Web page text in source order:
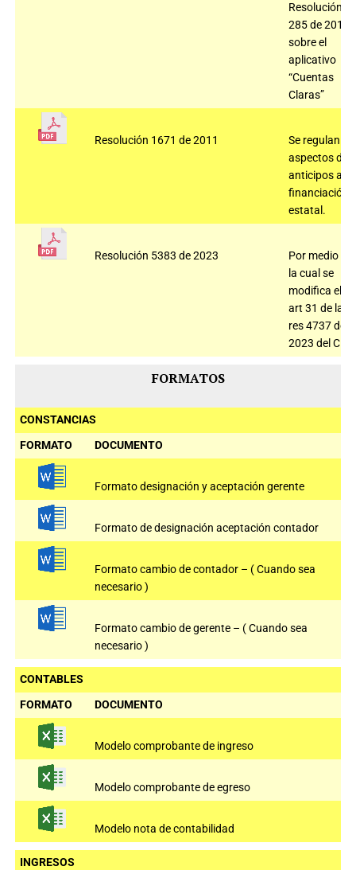
Resolución
285 de 2010
sobre el
aplicativo
“Cuentas
Claras”
Resolución 1671 de 2011
Se regulan
aspectos de
anticipos a la
financiación
estatal.
Resolución 5383 de 2023
Por medio de
la cual se
modifica el
art 31 de la
res 4737 de
2023 del CNE
FORMATOS
CONSTANCIAS
FORMATO
DOCUMENTO
Formato designación y aceptación gerente
Formato de designación aceptación contador
Formato cambio de contador – ( Cuando sea
necesario )
Formato cambio de gerente – ( Cuando sea
necesario )
CONTABLES
FORMATO
DOCUMENTO
Modelo comprobante de ingreso
Modelo comprobante de egreso
Modelo nota de contabilidad
INGRESOS